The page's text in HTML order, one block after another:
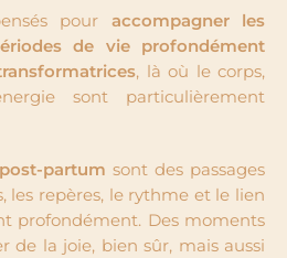
pour accompagner les
de vie profondément
, là où le corps,
sont particulièrement
post-partum sont des passages
les repères, le rythme et le lien
profondément. Des moments
de la joie, bien sûr, mais aussi